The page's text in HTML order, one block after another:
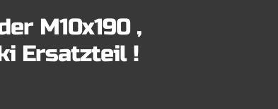
M10x190 ,
Ersatzteil !